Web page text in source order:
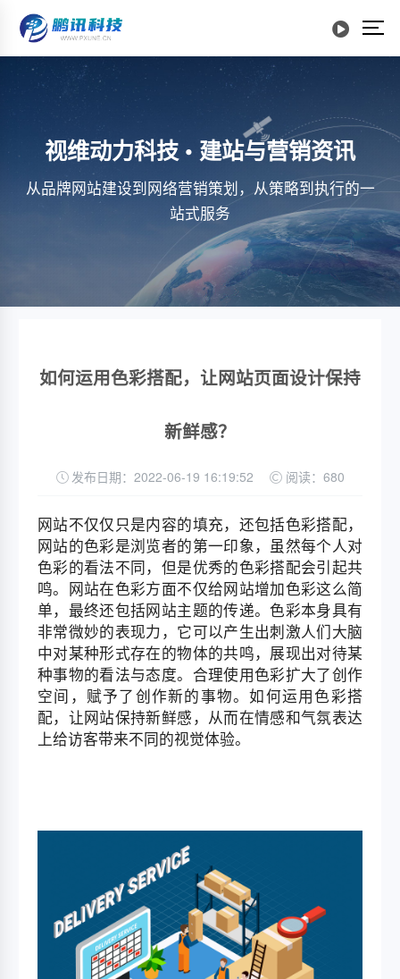
视维动力科技 • 建站与营销资讯
从品牌网站建设到网络营销策划，从策略到执行的一
站式服务
如何运用色彩搭配，让网站页面设计保持
新鲜感？
发布日期：2022-06-19 16:19:52 阅读：680
网站不仅仅只是内容的填充，还包括色彩搭配，
网站的色彩是浏览者的第一印象，虽然每个人对
色彩的看法不同，但是优秀的色彩搭配会引起共
鸣。网站在色彩方面不仅给网站增加色彩这么简
单，最终还包括网站主题的传递。色彩本身具有
非常微妙的表现力，它可以产生出刺激人们大脑
中对某种形式存在的物体的共鸣，展现出对待某
种事物的看法与态度。合理使用色彩扩大了创作
空间，赋予了创作新的事物。如何运用色彩搭
配，让网站保持新鲜感，从而在情感和气氛表达
上给访客带来不同的视觉体验。